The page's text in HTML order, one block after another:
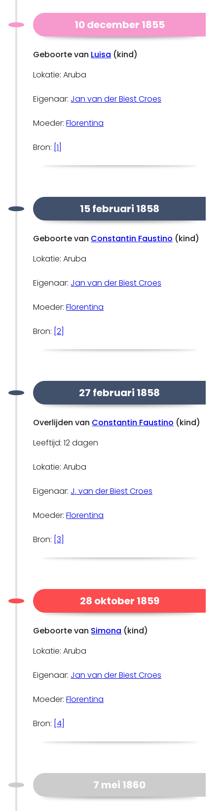
10 december 1855
Geboorte van Luisa (kind)
Lokatie: Aruba
Eigenaar: Jan van der Biest Croes
Moeder:Florentina
Bron: [1]
15 februari 1858
Geboorte van Constantin Faustino (kind)
Lokatie: Aruba
Eigenaar: Jan van der Biest Croes
Moeder:Florentina
Bron: [2]
27 februari 1858
Overlijden van Constantin Faustino (kind)
Leeftijd: 12 dagen
Lokatie: Aruba
Eigenaar: J. van der Biest Croes
Moeder:Florentina
Bron: [3]
28 oktober 1859
Geboorte van Simona (kind)
Lokatie: Aruba
Eigenaar: Jan van der Biest Croes
Moeder:Florentina
Bron: [4]
7 mei 1860